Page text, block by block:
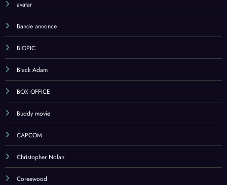
avatar
Bande annonce
BIOPIC
Black Adam
BOX OFFICE
Buddy movie
CAPCOM
Christopher Nolan